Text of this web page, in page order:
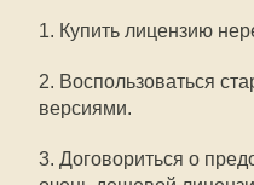
1. Купить лицензию
2. Воспользоваться
версиями.
3. Договориться о